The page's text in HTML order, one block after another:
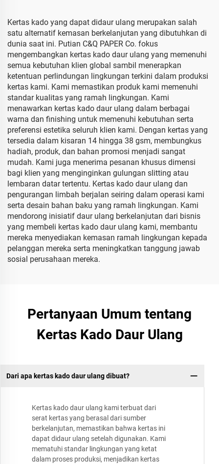
Kertas kado yang dapat didaur ulang merupakan salah
satu alternatif kemasan berkelanjutan yang dibutuhkan di
dunia saat ini. Putian C&Q PAPER Co. fokus
mengembangkan kertas kado daur ulang yang memenuhi
semua kebutuhan klien global sambil menerapkan
ketentuan perlindungan lingkungan terkini dalam produksi
kertas kami. Kami memastikan produk kami memenuhi
standar kualitas yang ramah lingkungan. Kami
menawarkan kertas kado daur ulang dalam berbagai
warna dan finishing untuk memenuhi kebutuhan serta
preferensi estetika seluruh klien kami. Dengan kertas yang
tersedia dalam kisaran 14 hingga 38 gsm, membungkus
hadiah, produk, dan bahan promosi menjadi sangat
mudah. Kami juga menerima pesanan khusus dimensi
bagi klien yang menginginkan gulungan slitting atau
lembaran datar tertentu. Kertas kado daur ulang dan
pengurangan limbah berjalan seiring dalam operasi kami
serta desain bahan baku yang ramah lingkungan. Kami
mendorong inisiatif daur ulang berkelanjutan dari bisnis
yang membeli kertas kado daur ulang kami, membantu
mereka menyediakan kemasan ramah lingkungan kepada
pelanggan mereka serta meningkatkan tanggung jawab
sosial perusahaan mereka.
Pertanyaan Umum tentang
Kertas Kado Daur Ulang
Dari apa kertas kado daur ulang dibuat?
Kertas kado daur ulang kami terbuat dari
serat kertas yang berasal dari sumber
berkelanjutan, memastikan bahwa kertas ini
dapat didaur ulang setelah digunakan. Kami
mematuhi standar lingkungan yang ketat
dalam proses produksi, menjadikan kertas